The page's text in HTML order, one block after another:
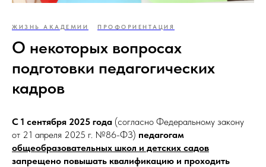
ЖИЗНЬ АКАДЕМИИ ПРОФОРИЕНТАЦИЯ
О некоторых вопросах
подготовки педагогических
кадров
С 1 сентября 2025 года (согласно Федеральному закону
от 21 апреля 2025 г. №86-ФЗ) педагогам
общеобразовательных школ и детских садов
запрещено повышать квалификацию и проходить